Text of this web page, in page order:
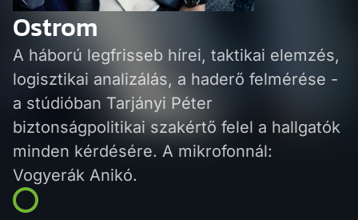
Hírek
Ostrom
A háború legfrisseb hírei, taktikai elemzés,
logisztikai analizálás, a haderő felmérése -
a stúdióban Tarjányi Péter
biztonságpolitikai szakértő felel a hallgatók
minden kérdésére. A mikrofonnál:
Vogyerák Anikó.